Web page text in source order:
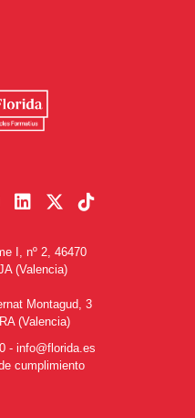
I, nº 2, 46470
(Valencia)
Montagud, 3
(Valencia)
- info@florida.es
cumplimiento